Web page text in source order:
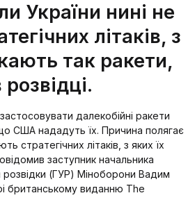
України нині не
літаків, з
так ракети,
далекобійні ракети
США нададуть їх. Причина полягає
стратегічних літаків, з яких їх
заступник начальника
розвідки (ГУР) Міноборони Вадим
британському виданню The